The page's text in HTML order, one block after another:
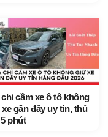
cầm xe ô tô không
gần đây uy tín, thủ
phút